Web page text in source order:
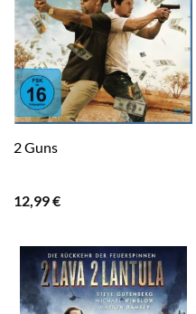
2 Guns
12,99€